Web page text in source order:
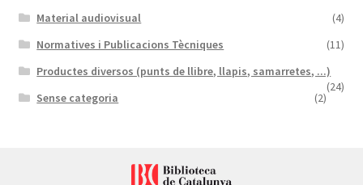
Material audiovisual
(4)
Normatives i Publicacions Tècniques
(11)
Productes diversos (punts de llibre, llapis, samarretes, ...)
(24)
Sense categoria (2)